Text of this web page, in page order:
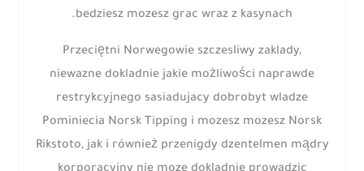
bedziesz mozesz grac wraz z kasynach.
Przeciętni Norwegowie szczesliwy zaklady,
niewazne dokladnie jakie możliwości naprawde
restrykcyjnego sasiadujacy dobrobyt wladze
Pominiecia Norsk Tipping i mozesz mozesz Norsk
Rikstoto, jak i również przenigdy dzentelmen mądry